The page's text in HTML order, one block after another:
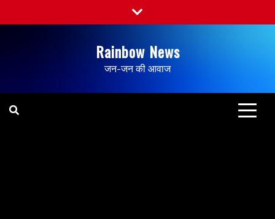
Rainbow News
जन-जन की आवाज